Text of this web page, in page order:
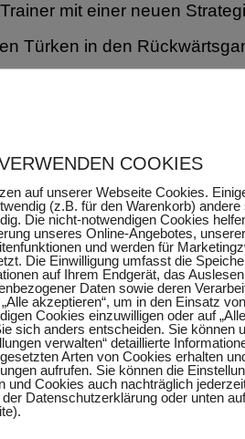
mit einer neuen
Türken in den
Schlaghagel auf den
durch die vielen Treffer
aktiv auf beiden Seiten,
Türke der hohen Frequenz
gute Körper-Köpf
COOKIES
auf unserer Webseite Cookies.
(z.B. für den Warenkorb) andere
Die nicht-notwendigen Cookies
unseres Online-Angebotes, unserer
und werden für
Die Einwilligung umfasst die
auf Ihrem Endgerät, das Auslesen
Daten sowie deren
akzeptieren“, um in den Einsatz
Cookies einzuwilligen oder auf
sich anders entscheiden. Sie können
verwalten“ detaillierte
Arten von Cookies erhalten
aufrufen. Sie können die
und Cookies auch nachträglich
Datenschutzerklärung oder unten